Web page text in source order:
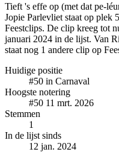
Tieft 's effe op (met dat pe-
Jopie Parlevliet staat op plek
Feestclips. De clip kreeg tot
januari 2024 in de lijst. Van
staat nog 1 andere clip op
Huidige positie
#50 in Carnaval
Hoogste notering
#50 11 mrt. 2026
Stemmen
1
In de lijst sinds
12 jan. 2024